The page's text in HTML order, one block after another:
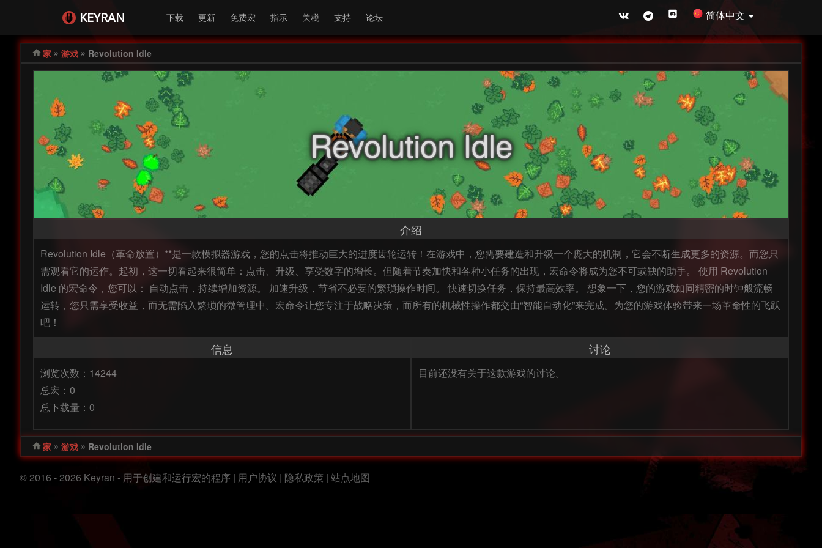
KEYRAN 下载 更新 免费宏 指示 关税 支持 论坛 简体中文
家 » 游戏 » Revolution Idle
Revolution Idle
介绍
Revolution Idle（革命放置）**是一款模拟器游戏，您的点击将推动巨大的进度齿轮运转！在游戏中，您需要建造和升级一个庞大的机制，它会不断生成更多的资源。而您只
需观看它的运作。起初，这一切看起来很简单：点击、升级、享受数字的增长。但随着节奏加快和各种小任务的出现，宏命令将成为您不可或缺的助手。 使用 Revolution
Idle 的宏命令，您可以： 自动点击，持续增加资源。 加速升级，节省不必要的繁琐操作时间。 快速切换任务，保持最高效率。 想象一下，您的游戏如同精密的时钟般流畅
运转，您只需享受收益，而无需陷入繁琐的微管理中。宏命令让您专注于战略决策，而所有的机械性操作都交由“智能自动化”来完成。为您的游戏体验带来一场革命性的飞跃
吧！
信息
浏览次数：14244
总宏：0
总下载量：0
讨论
目前还没有关于这款游戏的讨论。
家 » 游戏 » Revolution Idle
© 2016 - 2026 Keyran - 用于创建和运行宏的程序 | 用户协议 | 隐私政策 | 站点地图